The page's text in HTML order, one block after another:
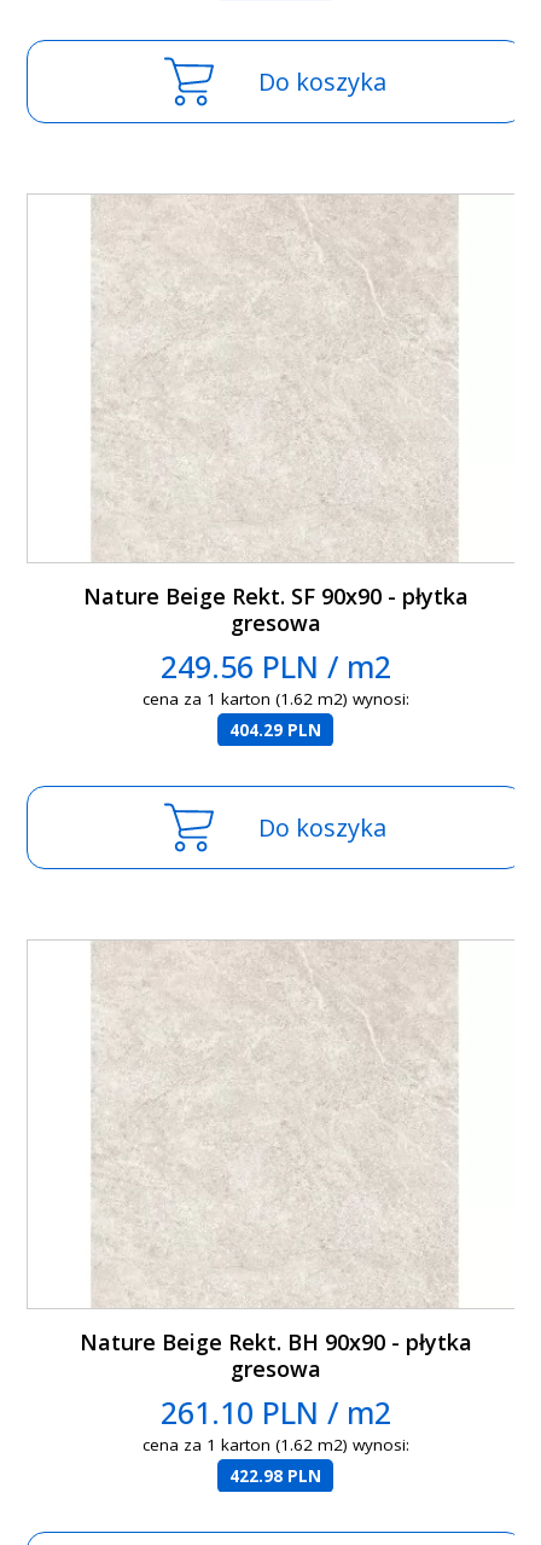
Do koszyka
Nature Beige Rekt. SF 90x90 - płytka
gresowa
249.56 PLN / m2
cena za 1 karton (1.62 m2) wynosi:
404.29 PLN
Do koszyka
Nature Beige Rekt. BH 90x90 - płytka
gresowa
261.10 PLN / m2
cena za 1 karton (1.62 m2) wynosi:
422.98 PLN